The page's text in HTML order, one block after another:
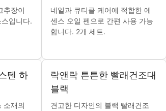
추장이
입니다.
네일과 큐티클 케어에 적합한 에
센스 오일 펜으로 간편 사용 가능
합니다. 2개 세트.
텐 하
소재의
락앤락 튼튼한 빨래건조대
블랙
견고한 디자인의 블랙 빨래건조